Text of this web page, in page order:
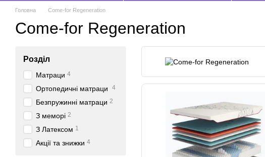
Головна Come-for Regeneration
Come-for Regeneration
Розділ
Матраци 4
Ортопедичні матраци 4
Безпружинні матраци 2
З меморі 2
З Латексом 1
Акції та знижки 4